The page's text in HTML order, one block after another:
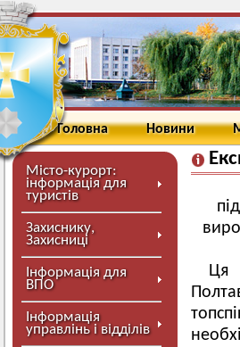
Головна Новини
Місто-курорт:
інформація для
туристів
Захиснику,
Захисниці
Інформація для
ВПО
Інформація
управлінь і відділів
Ця